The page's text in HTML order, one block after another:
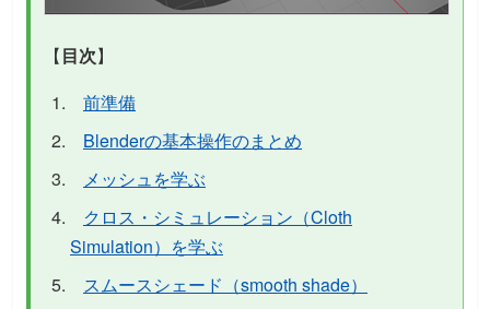
【目次】
前準備
Blenderの基本操作のまとめ
メッシュを学ぶ
クロス・シミュレーション（Cloth
Simulation）を学ぶ
スムースシェード（smooth shade）